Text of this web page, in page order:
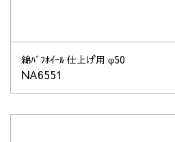
綿ﾊﾞﾌﾎｲｰﾙ 仕上げ用 φ50
NA6551